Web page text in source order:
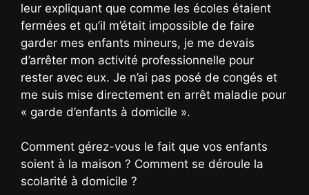
leur expliquant que comme les écoles étaient
fermées et qu’il m’était impossible de faire
garder mes enfants mineurs, je me devais
d’arrêter mon activité professionnelle pour
rester avec eux. Je n’ai pas posé de congés et
me suis mise directement en arrêt maladie pour
« garde d’enfants à domicile ».
Comment gérez-vous le fait que vos enfants
soient à la maison ? Comment se déroule la
scolarité à domicile ?